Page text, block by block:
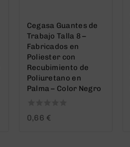
Cegasa Guantes de
Trabajo Talla 8 –
Fabricados en
Poliester con
Recubimiento de
Poliuretano en
Palma – Color Negro
0
0,66 €